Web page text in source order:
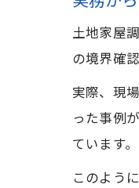
土地家屋
の境界確
実際、現
った事例
ています。
このよう